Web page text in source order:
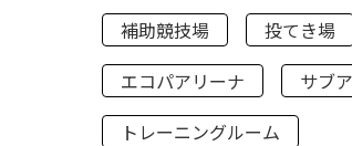
補助競技場
投てき場
エコパアリーナ
サブ
トレーニングルーム